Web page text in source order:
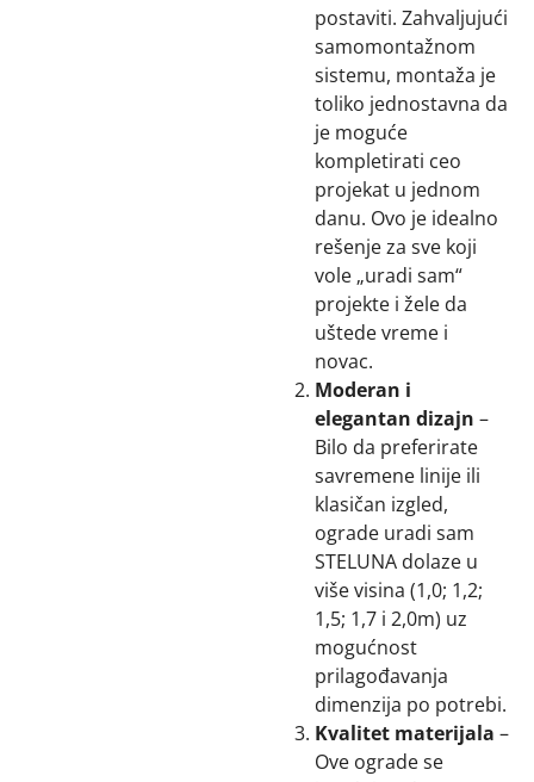
postaviti. Zahvaljujući
samomontažnom
sistemu, montaža je
toliko jednostavna da
je moguće
kompletirati ceo
projekat u jednom
danu. Ovo je idealno
rešenje za sve koji
vole „uradi sam“
projekte i žele da
uštede vreme i
novac.
Moderan i
elegantan dizajn –
Bilo da preferirate
savremene linije ili
klasičan izgled,
ograde uradi sam
STELUNA dolaze u
više visina (1,0; 1,2;
1,5; 1,7 i 2,0m) uz
mogućnost
prilagođavanja
dimenzija po potrebi.
Kvalitet materijala –
Ove ograde se